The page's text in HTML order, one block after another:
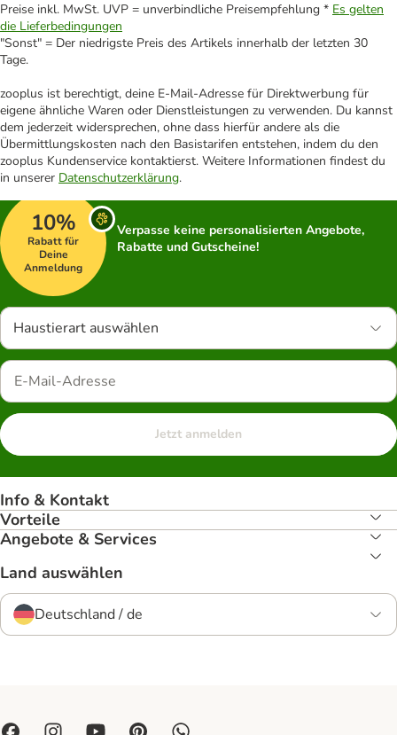
Preise inkl. MwSt. UVP = unverbindliche Preisempfehlung * Es gelten
die Lieferbedingungen
"Sonst" = Der niedrigste Preis des Artikels innerhalb der letzten 30
Tage.
zooplus ist berechtigt, deine E-Mail-Adresse für Direktwerbung für
eigene ähnliche Waren oder Dienstleistungen zu verwenden. Du kannst
dem jederzeit widersprechen, ohne dass hierfür andere als die
Übermittlungskosten nach den Basistarifen entstehen, indem du den
zooplus Kundenservice kontaktierst. Weitere Informationen findest du
in unserer Datenschutzerklärung.
10%
Rabatt für
Deine
Anmeldung
Verpasse keine personalisierten Angebote,
Rabatte und Gutscheine!
Haustierart auswählen
Jetzt anmelden
Info & Kontakt
Vorteile
Angebote & Services
Land auswählen
Deutschland / de